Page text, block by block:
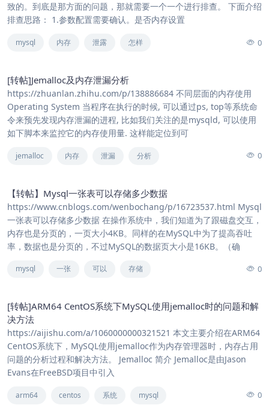
致的。到底是那方面的问题，那就需要一个一个进行排查。 下面介绍
排查思路： 1.参数配置需要确认。是否内存设置
mysql 内存 泄露 怎样 0
[转帖]Jemalloc及内存泄漏分析
https://zhuanlan.zhihu.com/p/138886684 不同层面的内存使用
Operating System 当程序在执行的时候, 可以通过ps, top等系统命
令来预先发现内存泄漏的进程, 比如我们关注的是mysqld, 可以使用
如下脚本来监控它的内存使用量. 这样能定位到可
jemalloc 内存 泄漏 分析 0
【转帖】Mysql一张表可以存储多少数据
https://www.cnblogs.com/wenbochang/p/16723537.html Mysql
一张表可以存储多少数据 在操作系统中，我们知道为了跟磁盘交互，
内存也是分页的，一页大小4KB。同样的在MySQL中为了提高吞吐
率，数据也是分页的，不过MySQL的数据页大小是16KB。（确
mysql 一张 可以 存储 0
[转帖]ARM64 CentOS系统下MySQL使用jemalloc时的问题和解
决方法
https://aijishu.com/a/1060000000321521 本文主要介绍在ARM64
CentOS系统下，MySQL使用jemalloc作为内存管理器时，内存占用
问题的分析过程和解决方法。 Jemalloc 简介 Jemalloc是由Jason
Evans在FreeBSD项目中引入
arm64 centos 系统 mysql 0